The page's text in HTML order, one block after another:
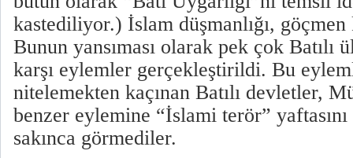
kastediliyor.) İslam düşmanlığı, göçmen
Bunun yansıması olarak pek çok Batılı
karşı eylemler gerçekleştirildi. Bu
nitelemekten kaçınan Batılı devletler,
benzer eylemine “İslami terör” yaftasını
sakınca görmediler.